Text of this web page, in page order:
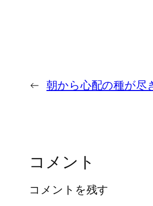
← 朝から心配の種が尽
コメント
コメントを残す